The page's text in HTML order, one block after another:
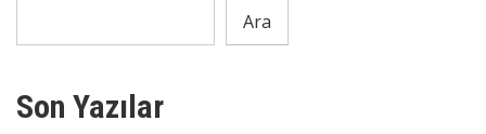
Ara
Son Yazılar